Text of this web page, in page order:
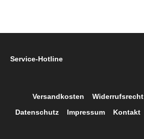
Service-Hotline
Versandkosten Widerrufsrecht
Datenschutz
Impressum Kontakt